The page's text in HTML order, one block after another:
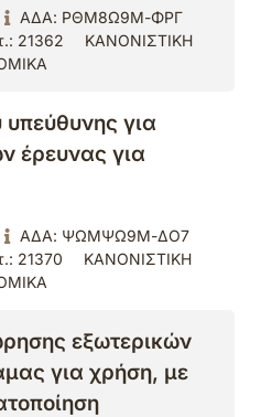
ΑΔΑ: ΡΘΜ8Ω9Μ-ΦΡΓ
21362
ΚΑΝΟΝΙΣΤΙΚΗ
για
έρευνας για
ΑΔΑ: ΨΩΜΨΩ9Μ-ΔΟ7
21370
ΚΑΝΟΝΙΣΤΙΚΗ
εξωτερικών
για χρήση, με